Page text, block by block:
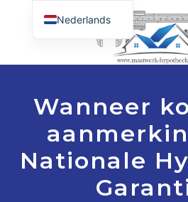
Wanneer
Nationale
Nederlands
English (UK)